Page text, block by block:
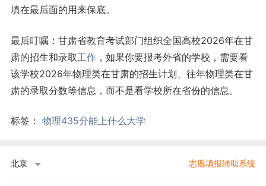
填在最后面的用来保底。
最后叮嘱：甘肃省教育考试部门组织全国高校2026年在甘
肃的招生和录取工作，如果你要报考外省的学校，需要看
该学校2026年物理类在甘肃的招生计划、往年物理类在甘
肃的录取分数等信息，而不是看学校所在省份的信息。
标签： 物理435分能上什么大学
北京 志愿填报辅助系统